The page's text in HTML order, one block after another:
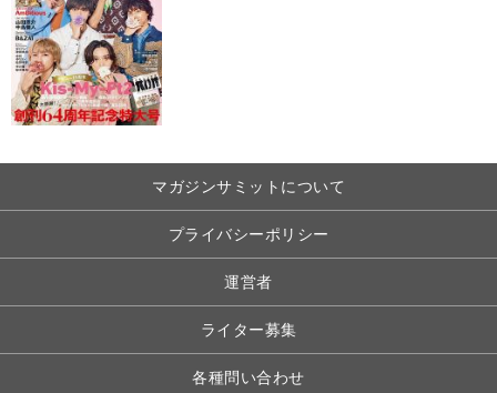
マガジンサミットについて
プライバシーポリシー
運営者
ライター募集
各種問い合わせ